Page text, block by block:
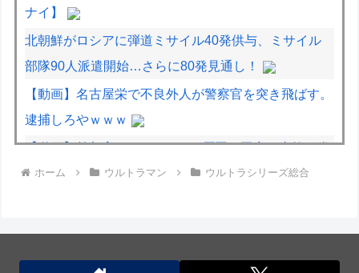
ナイ】
北朝鮮がロシアに弾道ミサイル40発供与、ミサイル
部隊90人派遣開始…さらに80発見通し！
【動画】名古屋栄で不良外人が警察官を突き飛ばす。
逮捕しろやｗｗｗ
【動画】首都高で4tトラックが原因の玉突き事故に巻
き込まれた軽バンの車載。
ホーム ウルトラマン ウルトラシリーズ総合